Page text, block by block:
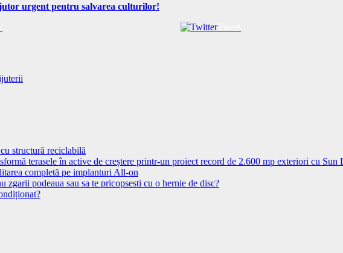
urgent pentru salvarea culturilor!
Tweet
structură reciclabilă
terasele în active de creștere printr-un proiect record de 2.600 mp exteriori cu Sun
completă pe implanturi All-on
podeaua sau sa te pricopsesti cu o hernie de disc?